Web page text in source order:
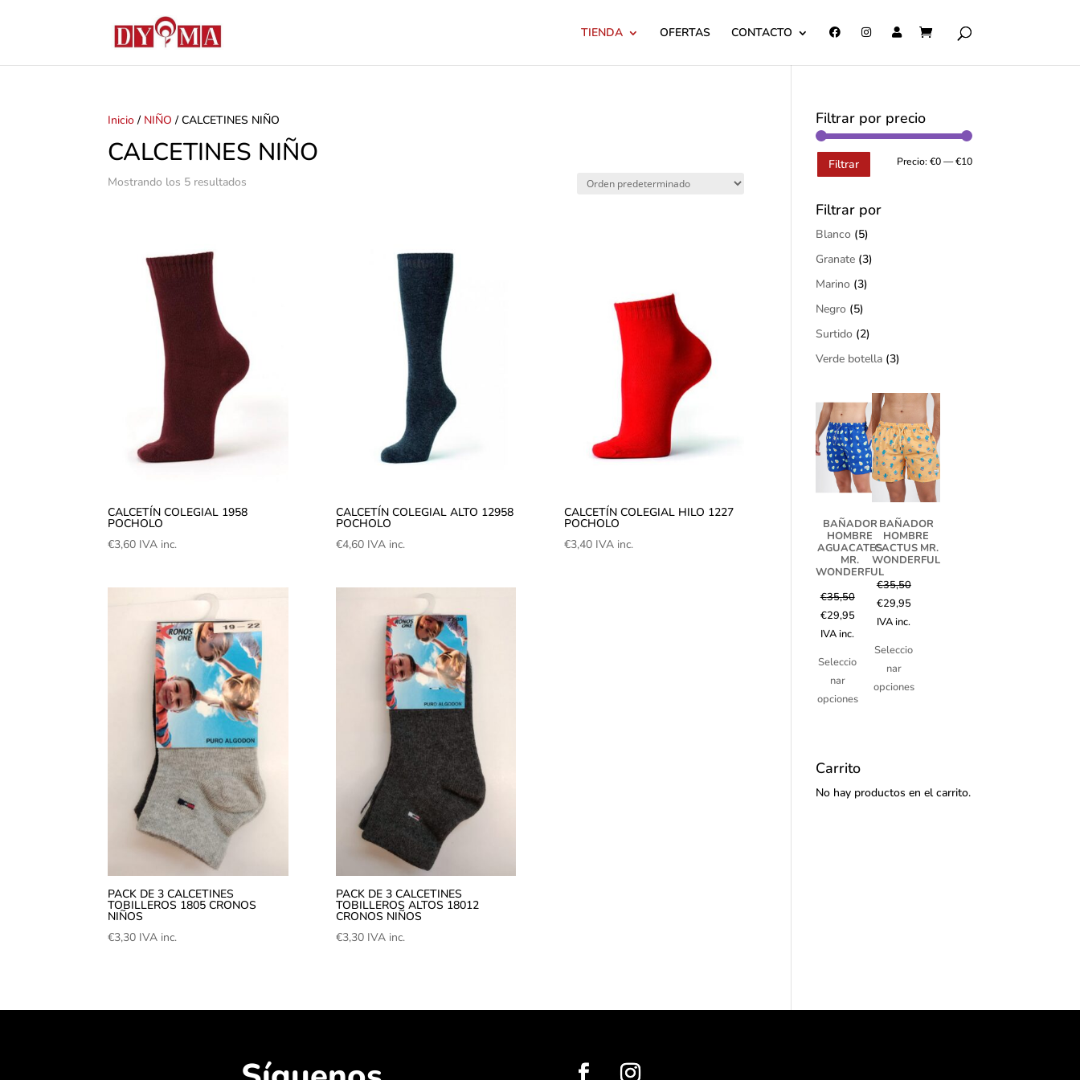
TIENDA OFERTAS CONTACTO
Inicio / NIÑO / CALCETINES NIÑO
CALCETINES NIÑO
Mostrando los 5 resultados
CALCETÍN COLEGIAL 1958
POCHOLO
€3,60 IVA inc.
CALCETÍN COLEGIAL ALTO 12958
POCHOLO
€4,60 IVA inc.
CALCETÍN COLEGIAL HILO 1227
POCHOLO
€3,40 IVA inc.
PACK DE 3 CALCETINES
TOBILLEROS 1805 CRONOS
NIÑOS
€3,30 IVA inc.
PACK DE 3 CALCETINES
TOBILLEROS ALTOS 18012
CRONOS NIÑOS
€3,30 IVA inc.
Filtrar por precio
Filtrar Precio: €0—€10
Filtrar por
Blanco (5)
Granate (3)
Marino (3)
Negro (5)
Surtido (2)
Verde botella (3)
BAÑADOR
HOMBRE
AGUACATES
MR.
WONDERFUL
€35,50
€29,95
IVA inc.
Seleccio
nar
opciones
BAÑADOR
HOMBRE
CACTUS MR.
WONDERFUL
€35,50
€29,95
IVA inc.
Seleccio
nar
opciones
Carrito
No hay productos en el carrito.